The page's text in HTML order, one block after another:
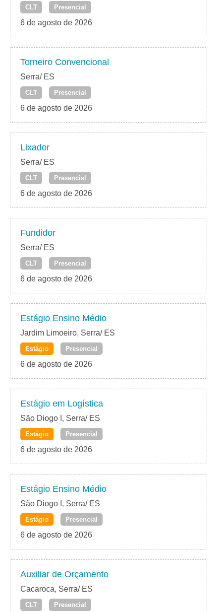
CLT Presencial
6 de agosto de 2026
Torneiro Convencional
Serra/ ES
CLT Presencial
6 de agosto de 2026
Lixador
Serra/ ES
CLT Presencial
6 de agosto de 2026
Fundidor
Serra/ ES
CLT Presencial
6 de agosto de 2026
Estágio Ensino Médio
Jardim Limoeiro, Serra/ ES
Estágio Presencial
6 de agosto de 2026
Estágio em Logística
São Diogo I, Serra/ ES
Estágio Presencial
6 de agosto de 2026
Estágio Ensino Médio
São Diogo I, Serra/ ES
Estágio Presencial
6 de agosto de 2026
Auxiliar de Orçamento
Cacaroca, Serra/ ES
CLT Presencial